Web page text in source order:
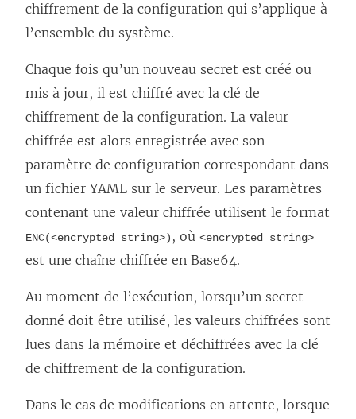
chiffrement de la configuration qui s’applique à
l’ensemble du système.
Chaque fois qu’un nouveau secret est créé ou
mis à jour, il est chiffré avec la clé de
chiffrement de la configuration. La valeur
chiffrée est alors enregistrée avec son
paramètre de configuration correspondant dans
un fichier YAML sur le serveur. Les paramètres
contenant une valeur chiffrée utilisent le format
ENC(<encrypted string>) , où <encrypted string>
est une chaîne chiffrée en Base64.
Au moment de l’exécution, lorsqu’un secret
donné doit être utilisé, les valeurs chiffrées sont
lues dans la mémoire et déchiffrées avec la clé
de chiffrement de la configuration.
Dans le cas de modifications en attente, lorsque